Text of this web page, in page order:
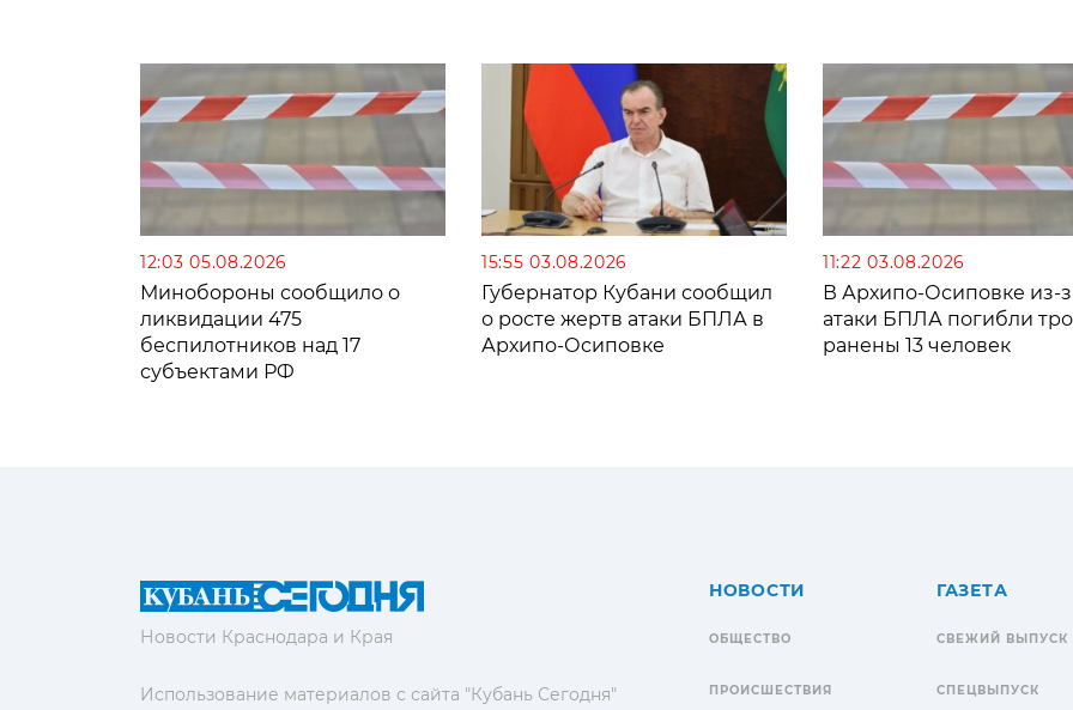
12:03 05.08.2026
Минобороны сообщило о
ликвидации 475
беспилотников над 17
субъектами РФ
15:55 03.08.2026
Губернатор Кубани сообщил
о росте жертв атаки БПЛА в
Архипо-Осиповке
11:22 03.08.2026
В Архипо-Осиповке из-
атаки БПЛА погибли
ранены 13 человек
Новости Краснодара и Края
Использование материалов с сайта "Кубань Сегодня"
НОВОСТИ
ОБЩЕСТВО
ПРОИСШЕСТВИЯ
ГАЗЕТА
СВЕЖИЙ ВЫПУСК
СПЕЦВЫПУСК